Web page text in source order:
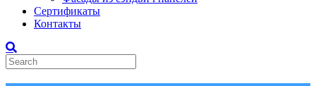
Сертификаты
Контакты